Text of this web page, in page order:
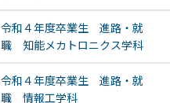
令和４年度卒業生 進路・就
職 知能メカトロニクス学科
令和４年度卒業生 進路・就
職 情報工学科